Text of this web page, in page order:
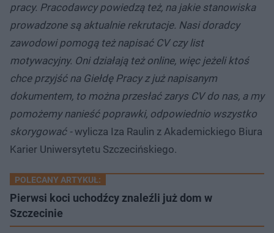
pracy. Pracodawcy powiedzą też, na jakie stanowiska
prowadzone są aktualnie rekrutacje. Nasi doradcy
zawodowi pomogą też napisać CV czy list
motywacyjny. Oni działają też online, więc jeżeli ktoś
chce przyjść na Giełdę Pracy z już napisanym
dokumentem, to można przesłać zarys CV do nas, a my
pomożemy nanieść poprawki, odpowiednio wszystko
skorygować -wylicza Iza Raulin z Akademickiego Biura
Karier Uniwersytetu Szczecińskiego.
POLECANY ARTYKUŁ:
Pierwsi koci uchodźcy znaleźli już dom w
Szczecinie